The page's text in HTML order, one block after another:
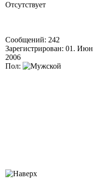
Отсутствует
Сообщений: 242
Зарегистрирован: 01.
2006
Пол: